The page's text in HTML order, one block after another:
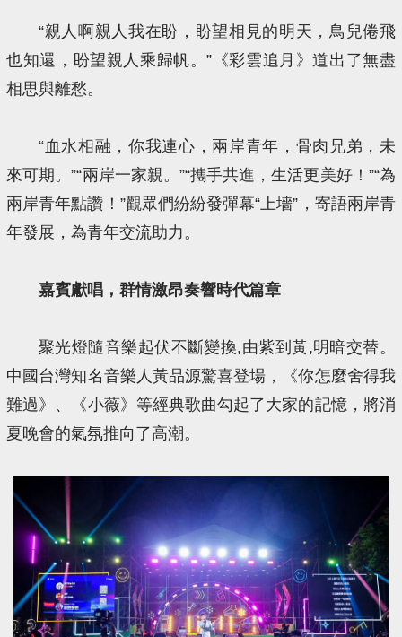
“親人啊親人我在盼，盼望相見的明天，鳥兒倦飛
也知還，盼望親人乘歸帆。”《彩雲追月》道出了無盡
相思與離愁。
“血水相融，你我連心，兩岸青年，骨肉兄弟，未
來可期。”“兩岸一家親。”“攜手共進，生活更美好！”“為
兩岸青年點讚！”觀眾們紛紛發彈幕“上墻”，寄語兩岸青
年發展，為青年交流助力。
嘉賓獻唱，群情激昂奏響時代篇章
聚光燈隨音樂起伏不斷變換,由紫到黃,明暗交替。
中國台灣知名音樂人黃品源驚喜登場，《你怎麼舍得我
難過》、《小薇》等經典歌曲勾起了大家的記憶，將消
夏晚會的氣氛推向了高潮。